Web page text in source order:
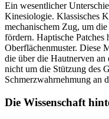
Ein wesentlicher
Kinesiologie. Klassisches
mechanischem Zug, um
fördern. Haptische Patches
Oberflächenmuster. Diese
die über die Hautnerven
nicht um die Stützung des
Schmerzwahrnehmung an
Die Wissenschaft